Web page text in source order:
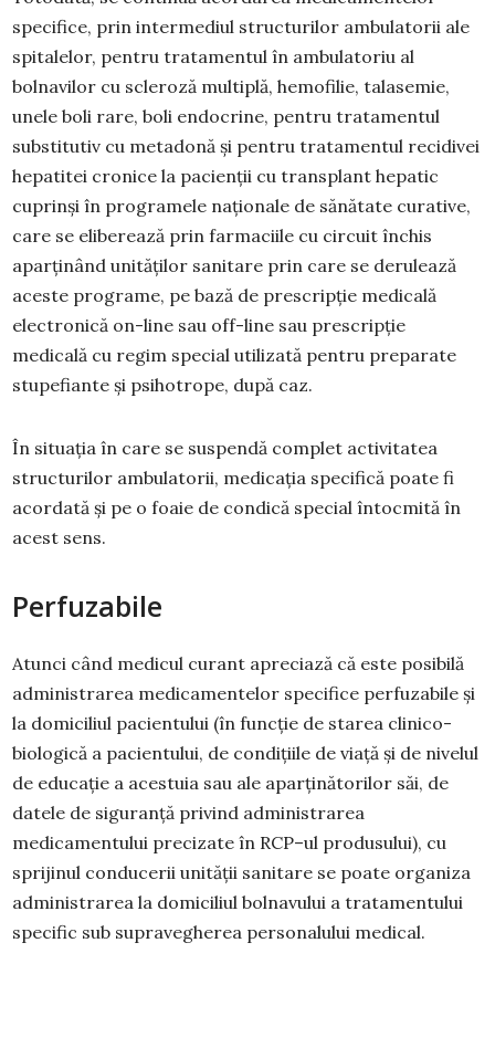
specifice, prin intermediul structurilor ambulatorii ale
spitalelor, pentru tratamentul în ambulatoriu al
bolnavilor cu scleroză multiplă, hemofilie, talasemie,
unele boli rare, boli endocrine, pentru tratamentul
substitutiv cu metadonă şi pentru tratamentul recidivei
hepatitei cronice la pacienţii cu transplant hepatic
cuprinşi în programele naţionale de sănătate curative,
care se eliberează prin farmaciile cu circuit închis
aparţinând unităţilor sanitare prin care se derulează
aceste programe, pe bază de prescripţie medicală
electronică on-line sau off-line sau prescripţie
medicală cu regim special utilizată pentru preparate
stupefiante şi psihotrope, după caz.
În situaţia în care se suspendă complet activitatea
structurilor ambulatorii, medicaţia specifică poate fi
acordată şi pe o foaie de condică special întocmită în
acest sens.
Perfuzabile
Atunci când medicul curant apreciază că este posibilă
administrarea medicamentelor specifice perfuzabile şi
la domiciliul pacientului (în funcţie de starea clinico-
biologică a pacientului, de condițiile de viaţă şi de nivelul
de educaţie a acestuia sau ale aparţinătorilor săi, de
datele de siguranţă privind administrarea
medicamentului precizate în RCP–ul produsului), cu
sprijinul conducerii unităţii sanitare se poate organiza
administrarea la domiciliul bolnavului a tratamentului
specific sub supravegherea personalului medical.